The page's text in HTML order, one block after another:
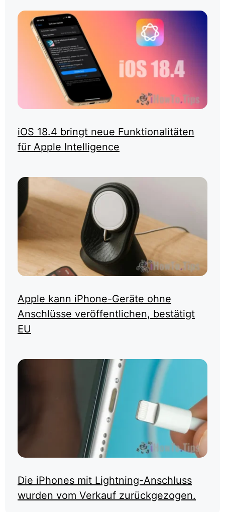
iOS 18.4 bringt neue Funktionalitäten
für Apple Intelligence
Apple kann iPhone-Geräte ohne
Anschlüsse veröffentlichen, bestätigt
EU
Die iPhones mit Lightning-Anschluss
wurden vom Verkauf zurückgezogen.